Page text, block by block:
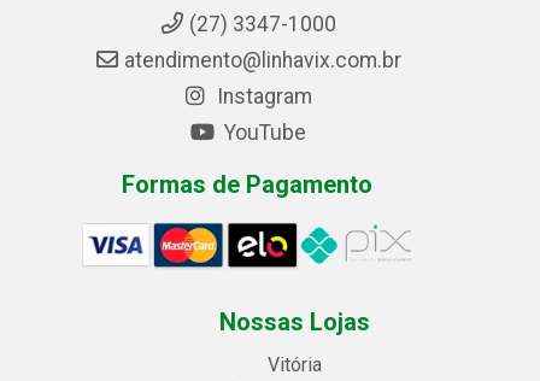
(27) 3347-1000
atendimento@linhavix.com.br
Instagram
YouTube
Formas de Pagamento
Nossas Lojas
Vitória